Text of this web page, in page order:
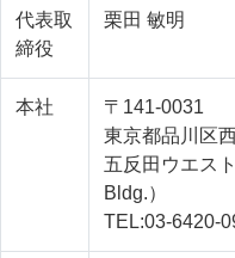
代表取
締役
栗田 敏明
本社
〒141-0031
東京都品川区
五反田ウエス
Bldg.）
TEL:03-6420-